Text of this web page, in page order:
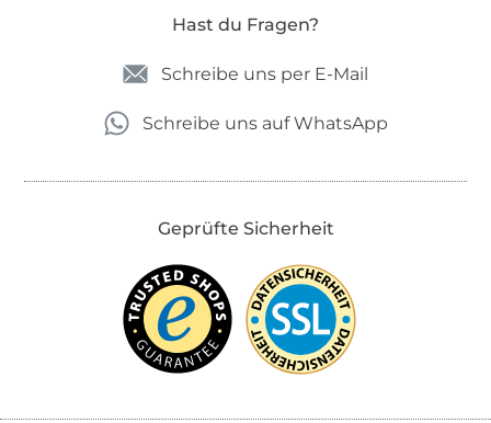
Hast du Fragen?
Schreibe uns per E-Mail
Schreibe uns auf WhatsApp
Geprüfte Sicherheit